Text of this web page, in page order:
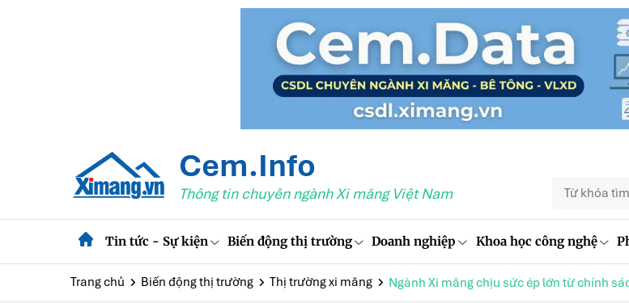
Cem.Info
Thông tin chuyên ngành Xi măng Việt Nam
Tin tức - Sự kiện Biến động thị trường Doanh nghiệp Khoa học công nghệ
Trang chủ Biến động thị trường Thị trường xi măng Ngành Xi măng chịu sức ép lớn từ chính